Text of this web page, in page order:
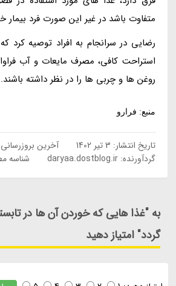
متفاوت باشد در غیر این صورت فرد بیمار
رضایی در سرانجام به افراد توصیه
استراحت کافی، مصرف مایعات و آب
روغن ها و چربی ها را در نظر داشته باشند.
منبع: فرارو
تاریخ انتشار: 3 تیر 1402 آخرین
گردآورنده:daryaa.dostblog.ir شناسه
به "غذا هایی که خوردن آن ها در
گردد" امتیاز دهید